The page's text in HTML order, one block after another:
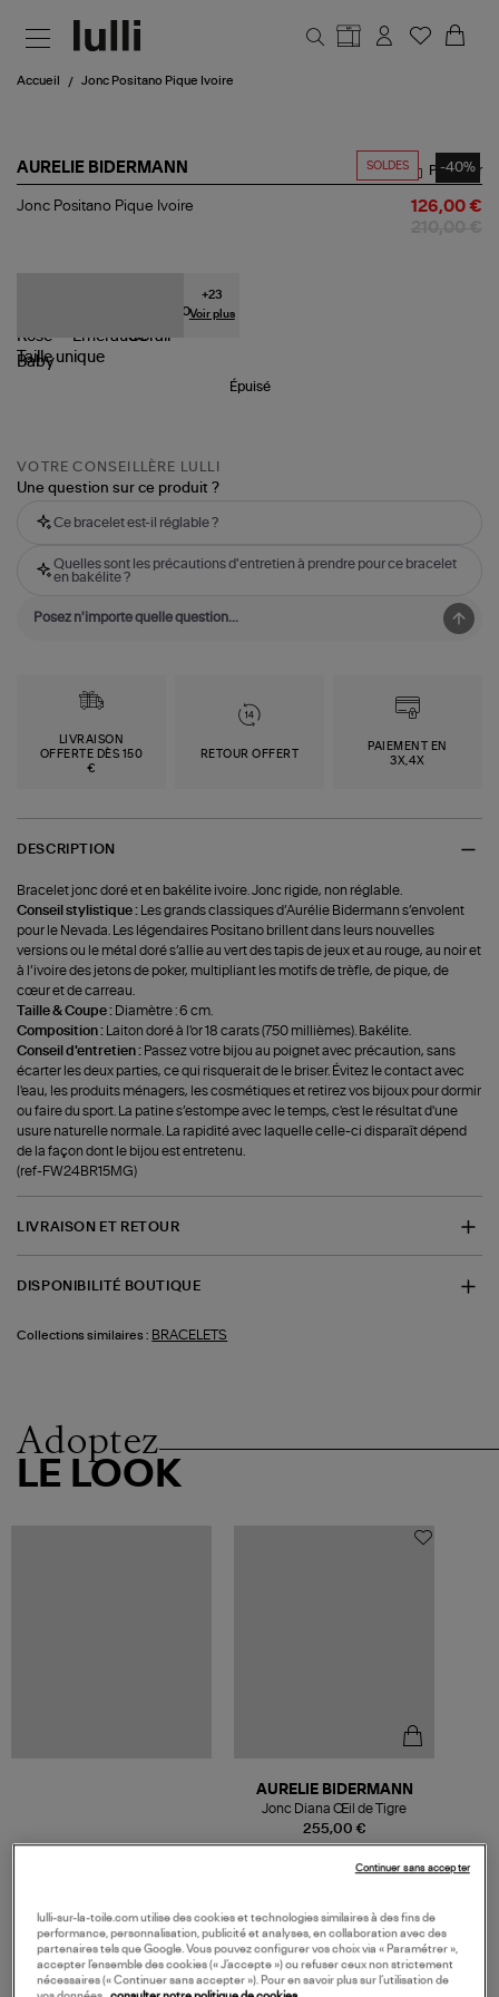
Accueil Jonc Positano Pique Ivoire
SOLDES -40%
AURELIE BIDERMANN
Jonc
Partager
Jonc Positano Pique Ivoire 126,00 €
+23
Voir plus
Tailleunique
Épuisé
VOTRE CONSEILLÈRE LULLI
Une question sur ce produit ?
Ce bracelet est-il réglable ?
Quelles sont les précautions d'entretien à prendre pour ce bracelet
en bakélite ?
LIVRAISON
OFFERTE DÈS 150
€
RETOUR OFFERT
PAIEMENT EN
3X,4X
DESCRIPTION
Bracelet jonc doré et en bakélite ivoire. Jonc rigide, non réglable.
Conseil stylistique :
Les grands classiques d’Aurélie Bidermann s’envolent
pour le Nevada. Les légendaires Positano brillent dans leurs nouvelles
versions ou le métal doré s’allie au vert des tapis de jeux et au rouge, au noir et
à l’ivoire des jetons de poker, multipliant les motifs de trèfle, de pique, de
cœur et de carreau.
Taille & Coupe : Diamètre : 6 cm.
Composition :
Laiton doré à l'or 18 carats (750 millièmes). Bakélite.
Conseil d'entretien : Passez votre bijou au poignet avec précaution, sans
écarter les deux parties, ce qui risquerait de le briser. Évitez le contact avec
l'eau, les produits ménagers, les cosmétiques et retirez vos bijoux pour dormir
ou faire du sport. La patine s’estompe avec le temps, c'est le résultat d'une
usure naturelle normale. La rapidité avec laquelle celle-ci disparaît dépend
de la façon dont le bijou est entretenu.
(ref-FW24BR15MG)
LIVRAISON ET RETOUR
DISPONIBILITÉ BOUTIQUE
Collections similaires : BRACELETS
Adoptez
LE LOOK
255,00 €
AURELIE BIDERMANN
Jonc Diana Œil de Tigre
VOS DERNIERS PRODUITS VUS
lulli-sur-la-toile.com utilise des cookies et technologies similaires à des fins de
performance, personnalisation, publicité et analyses, en collaboration avec des
partenaires tels que Google. Vous pouvez configurer vos choix via « Paramétrer »,
accepter l’ensemble des cookies (« J’accepte ») ou refuser ceux non strictement
nécessaires (« Continuer sans accepter »). Pour en savoir plus sur l’utilisation de
Continuer sans accepter